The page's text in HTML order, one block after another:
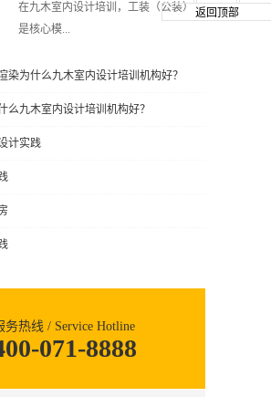
在九木室内设计培训，工装（公装）
是核心模...
直接用于工作的东西，不是泛泛而
谈，而是从规范、软件、材料、施工
烟、照明、材料耐脏耐磨• 办公空间：
水...
染为什么九木室内设计培训机构好？
么九木室内设计培训机构好？
计实践
务热线 / Service Hotline
071-8888
返回顶部